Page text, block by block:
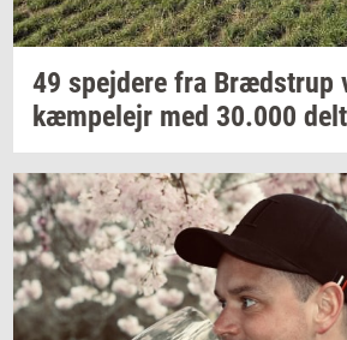
49 spej­de­re fra Bræd­strup
kæm­pe­lejr med 30.000